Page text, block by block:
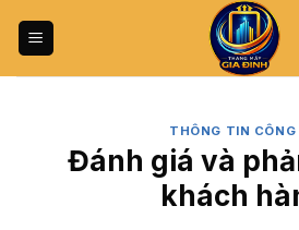
qua
THÔNG TIN CÔNG
Đánh giá và
khách